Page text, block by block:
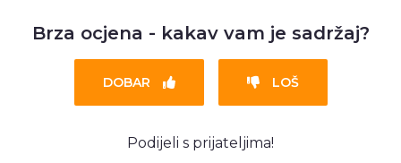
Brza ocjena - kakav vam je sadržaj?
DOBAR LOŠ
Podijeli s prijateljima!